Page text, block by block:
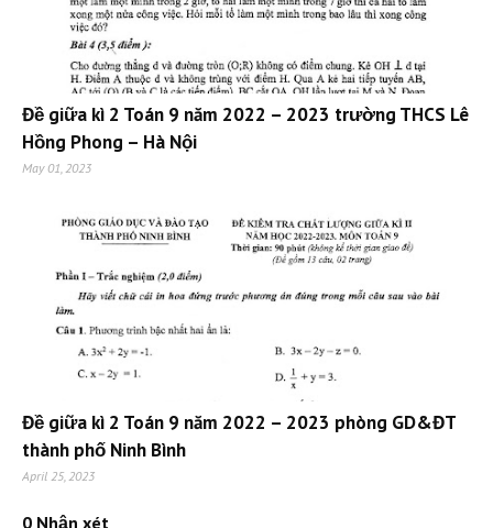
Đề giữa kì 2 Toán 9 năm 2022 – 2023 trường THCS Lê
Hồng Phong – Hà Nội
May 01, 2023
Đề giữa kì 2 Toán 9 năm 2022 – 2023 phòng GD&ĐT
thành phố Ninh Bình
April 25, 2023
0 Nhận xét